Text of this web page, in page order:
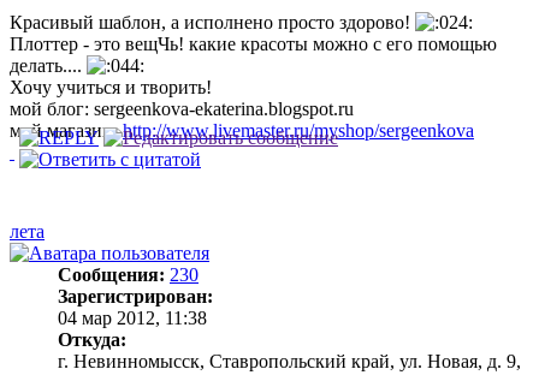
Красивый шаблон, а исполнено просто здорово!
Плоттер - это вещЧь! какие красоты можно с его помощью
делать....
Хочу учиться и творить!
мой блог: sergeenkova-ekaterina.blogspot.ru
мой магазин:http://www.livemaster.ru/myshop/sergeenkova
лета
Сообщения: 230
Зарегистрирован:
04 мар 2012, 11:38
Откуда:
г. Невинномысск, Ставропольский край, ул. Новая, д. 9,